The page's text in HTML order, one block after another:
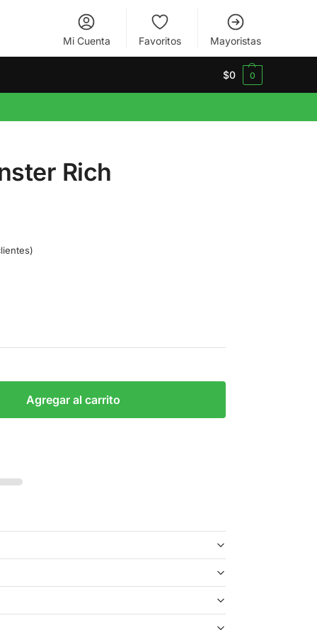
Mi Cuenta Favoritos Mayoristas
$0 0
Rich
Agregar al carrito